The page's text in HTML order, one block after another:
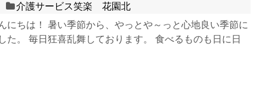
介護サービス笑楽 花園北
にちは！ 暑い季節から、やっとや～っと心地良い季節に
た。 毎日狂喜乱舞しております。 食べるものも日に日